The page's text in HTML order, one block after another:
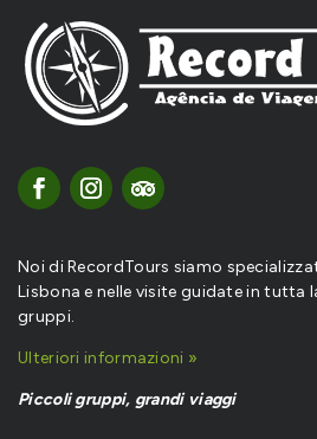
Noi di RecordTours siamo
Lisbona e nelle visite guidate in tutta
gruppi.
Ulteriori informazioni »
Piccoli gruppi, grandi viaggi